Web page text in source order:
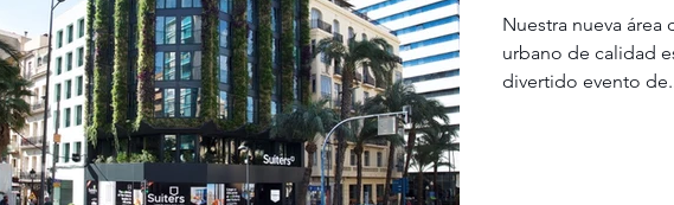
Nuestra nueva
urbano de calidad
divertido evento